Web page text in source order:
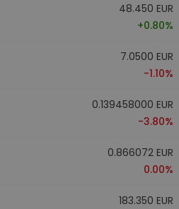
48.450 EUR
+0.80%
7.0500 EUR
-1.10%
0.139458000 EUR
-3.80%
0.866072 EUR
0.00%
183.350 EUR